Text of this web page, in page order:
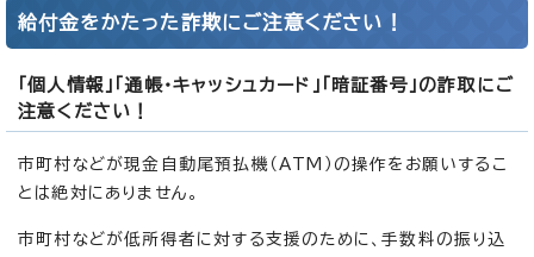
給付金をかたった詐欺にご注意ください！
「個人情報」「通帳・キャッシュカード」「暗証番号」の詐取にご
注意ください！
市町村などが現金自動尾預払機（ATM）の操作をお願いするこ
とは絶対にありません。
市町村などが低所得者に対する支援のために、手数料の振り込